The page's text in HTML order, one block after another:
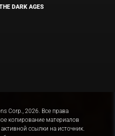
DARK AGES
Corp., 2026. Все права
копирование материалов
ссылки на источник.